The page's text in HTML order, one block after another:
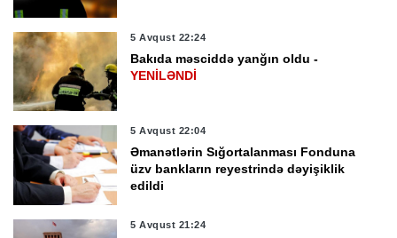
5 Avqust 22:24
Bakıda məsciddə yanğın oldu -
YENİLƏNDİ
5 Avqust 22:04
Əmanətlərin Sığortalanması Fonduna
üzv bankların reyestrində dəyişiklik
edildi
5 Avqust 21:24